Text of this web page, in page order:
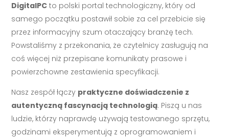
DigitalPC to polski portal technologiczny, który od
samego początku postawił sobie za cel przebicie się
przez informacyjny szum otaczający branżę tech.
Powstaliśmy z przekonania, że czytelnicy zasługują na
coś więcej niż przepisane komunikaty prasowe i
powierzchowne zestawienia specyfikacji.
Nasz zespół łączy praktyczne doświadczenie z
autentyczną fascynacją technologią. Piszą u nas
ludzie, którzy naprawdę używają testowanego sprzętu,
godzinami eksperymentują z oprogramowaniem i